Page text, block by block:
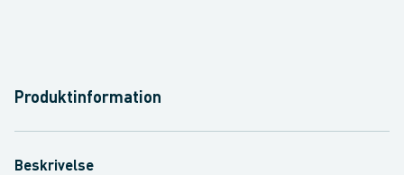
Produktinformation
Beskrivelse